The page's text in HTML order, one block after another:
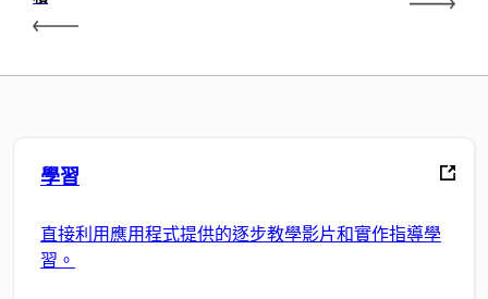
學習
直接利用應用程式提供的逐步教學影片和實作指導學
習。